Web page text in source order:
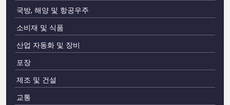
국방, 해양 및 항공우주
소비재 및 식품
산업 자동화 및 장비
포장
제조 및 건설
교통